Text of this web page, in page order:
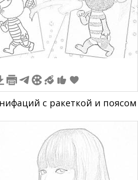
с ракеткой и поясом
1